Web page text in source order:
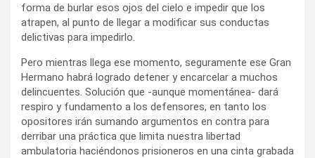
forma de burlar esos ojos del cielo e impedir que los
atrapen, al punto de llegar a modificar sus conductas
delictivas para impedirlo.
Pero mientras llega ese momento, seguramente ese Gran
Hermano habrá logrado detener y encarcelar a muchos
delincuentes. Solución que -aunque momentánea- dará
respiro y fundamento a los defensores, en tanto los
opositores irán sumando argumentos en contra para
derribar una práctica que limita nuestra libertad
ambulatoria haciéndonos prisioneros en una cinta grabada